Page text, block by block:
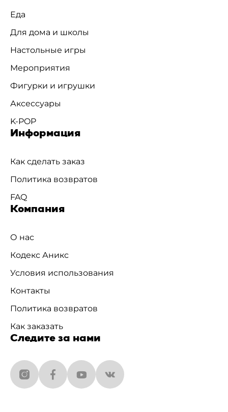
Еда
Для дома и школы
Настольные игры
Мероприятия
Фигурки и игрушки
Аксессуары
K-POP
Информация
Как сделать заказ
Политика возвратов
FAQ
Компания
О нас
Кодекс Аникс
Условия использования
Контакты
Политика возвратов
Как заказать
Следите за нами